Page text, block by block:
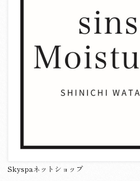
Skyspaネットショップ